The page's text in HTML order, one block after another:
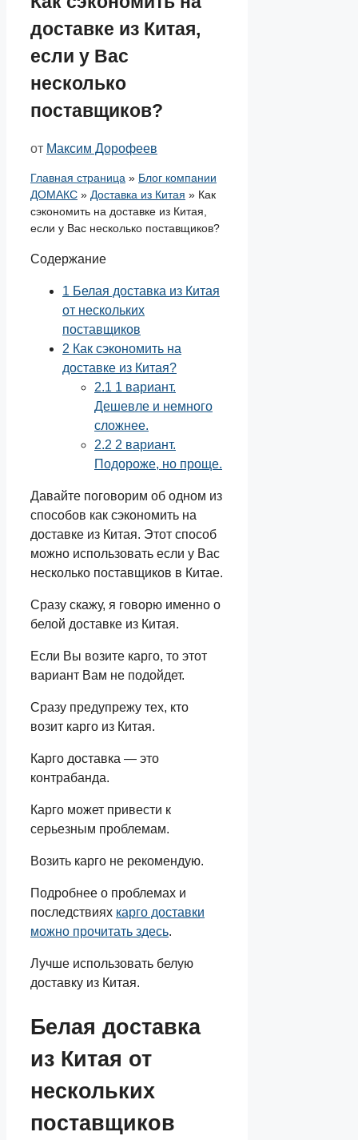
доставке из Китая,
если у Вас
несколько
поставщиков?
от Максим Дорофеев
Главная страница » Блог компании
ДОМАКС » Доставка из Китая » Как
сэкономить на доставке из Китая,
если у Вас несколько поставщиков?
Содержание
1 Белая доставка из Китая
от нескольких
поставщиков
2 Как сэкономить на
доставке из Китая?
2.1 1 вариант.
Дешевле и немного
сложнее.
2.2 2 вариант.
Подороже, но проще.
Давайте поговорим об одном из
способов как сэкономить на
доставке из Китая. Этот способ
можно использовать если у Вас
несколько поставщиков в Китае.
Сразу скажу, я говорю именно о
белой доставке из Китая.
Если Вы возите карго, то этот
вариант Вам не подойдет.
Сразу предупрежу тех, кто
возит карго из Китая.
Карго доставка — это
контрабанда.
Карго может привести к
серьезным проблемам.
Возить карго не рекомендую.
Подробнее о проблемах и
последствиях карго доставки
можно прочитать здесь.
Лучше использовать белую
доставку из Китая.
Белая доставка
из Китая от
нескольких
поставщиков